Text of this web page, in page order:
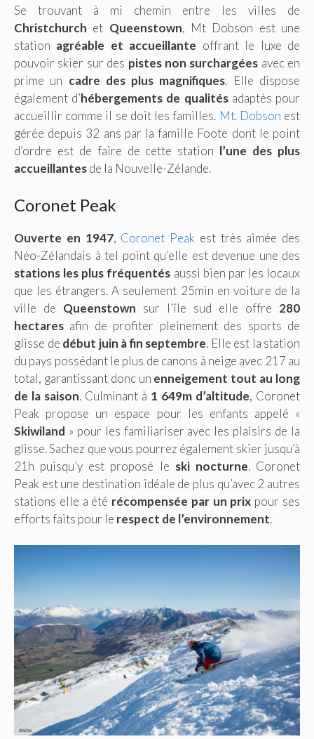
Se trouvant à mi chemin entre les villes de
Christchurch et Queenstown, Mt Dobson est une
station agréable et accueillante offrant le luxe de
pouvoir skier sur des pistes non surchargées avec en
prime un cadre des plus magnifiques. Elle dispose
également d’hébergements de qualitésadaptés pour
accueillir comme il se doit les familles. Mt. Dobson est
gérée depuis 32 ans par la famille Foote dont le point
d’ordre est de faire de cette station l’une des plus
accueillantesde la Nouvelle-Zélande.
Coronet Peak
Ouverte en 1947, Coronet Peak est très aimée des
Néo-Zélandais à tel point qu’elle est devenue une des
stations les plus fréquentés aussi bien par les locaux
que les étrangers. A seulement 25min en voiture de la
ville de Queenstown sur l’île sud elle offre 280
hectares afin de profiter pleinement des sports de
glisse de début juin à fin septembre. Elle est la station
du pays possédant le plus de canons à neige avec 217 au
total, garantissant donc un enneigement tout au long
de la saison. Culminant à 1 649m d’altitude, Coronet
Peak propose un espace pour les enfants appelé «
Skiwiland » pour les familiariser avec les plaisirs de la
glisse. Sachez que vous pourrez également skier jusqu’à
21h puisqu’y est proposé le ski nocturne. Coronet
Peak est une destination idéale de plus qu’avec 2 autres
stations elle a été récompensée par un prix pour ses
efforts faits pour le respect de l’environnement.